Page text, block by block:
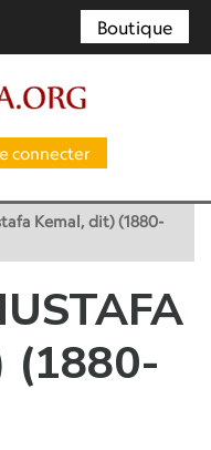
Boutique
connecter
Kemal, dit) (1880-
(1880-